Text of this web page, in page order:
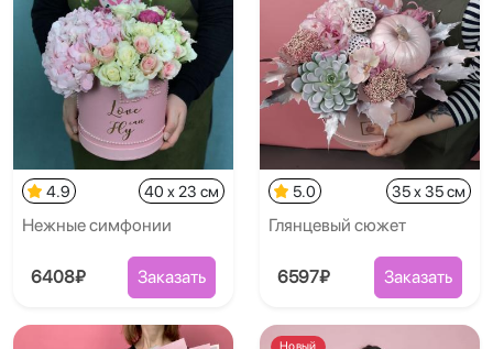
4.9 40 x 23 см
Нежные симфонии
6408₽ Заказать
5.0 35 x 35 см
Глянцевый сюжет
6597₽ Заказать